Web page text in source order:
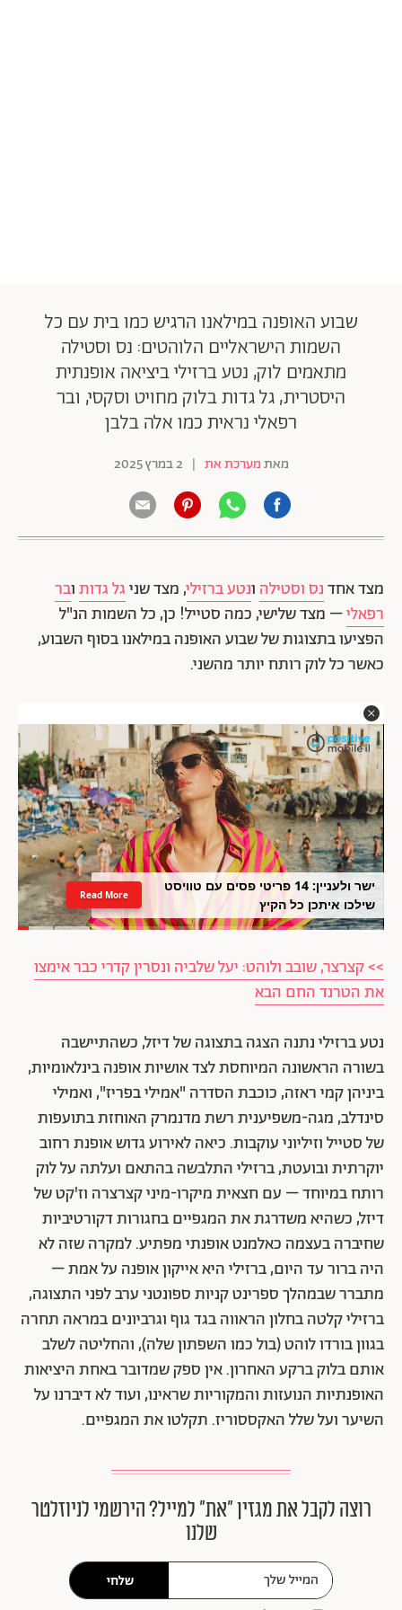
שבוע האופנה במילאנו הרגיש כמו בית עם כל
השמות הישראליים הלוהטים: נס וסטילה
מתאמים לוק, נטע ברזילי ביציאה אופנתית
היסטרית, גל גדות בלוק מחויט וסקסי, ובר
רפאלי נראית כמו אלה בלבן
מאתמערכת את | 2 במרץ 2025
מצד אחדנס וסטילה ונטע ברזילי, מצד שניגל גדותובר
רפאלי– מצד שלישי, כמה סטייל! כן, כל השמות הנ"ל
הפציעו בתצוגות של שבוע האופנה במילאנו בסוף השבוע,
כאשר כל לוק רותח יותר מהשני.
ישר ולעניין: 14 פריטי פסים עם טוויסט
שילכו איתכן כל הקיץ
Read More
>> קצרצר, שובב ולוהט: יעל שלביה ונסרין קדרי כבר אימצו
את הטרנד החם הבא
נטע ברזילי נתנה הצגה בתצוגה של דיזל, כשהתיישבה
בשורה הראשונה המיוחסת לצד אושיות אופנה בינלאומיות,
ביניהן קמי ראזה, כוכבת הסדרה "אמילי בפריז", ואמילי
סינדלב, מגה-משפיענית רשת מדנמרק האוחזת בתועפות
של סטייל וזיליוני עוקבות. כיאה לאירוע גדוש אופנת רחוב
יוקרתית ובועטת, ברזילי התלבשה בהתאם ועלתה על לוק
רותח במיוחד – עם חצאית מיקרו-מיני קצרצרה וז'קט של
דיזל, כשהיא משדרגת את המגפיים בחגורות דקורטיביות
שחיברה בעצמה כאלמנט אופנתי מפתיע. למקרה שזה לא
היה ברור עד היום, ברזילי היא אייקון אופנה על אמת –
מתברר שבמהלך ספרינט קניות ספונטני ערב לפני התצוגה,
ברזילי קלטה בחלון הראווה בגד גוף וגרביונים במראה תחרה
בגוון בורדו לוהט (בול כמו השפתון שלה), והחליטה לשלב
אותם בלוק ברקע האחרון. אין ספק שמדובר באחת היציאות
האופנתיות הנועזות והמקוריות שראינו, ועוד לא דיברנו על
השיער ועל שלל האקססוריז. תקלטו את המגפיים.
רוצה לקבל את מגזין ״את״ למייל? הירשמי לניוזלטר
שלנו
שלחי